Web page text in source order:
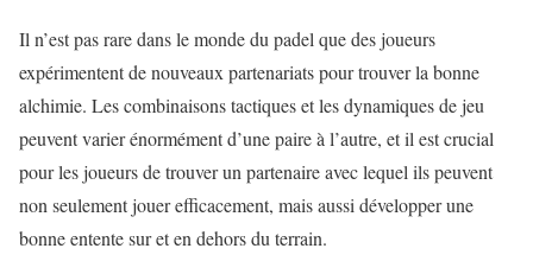
Il n’est pas rare dans le monde du padel que des joueurs
expérimentent de nouveaux partenariats pour trouver la bonne
alchimie. Les combinaisons tactiques et les dynamiques de jeu
peuvent varier énormément d’une paire à l’autre, et il est crucial
pour les joueurs de trouver un partenaire avec lequel ils peuvent
non seulement jouer efficacement, mais aussi développer une
bonne entente sur et en dehors du terrain.